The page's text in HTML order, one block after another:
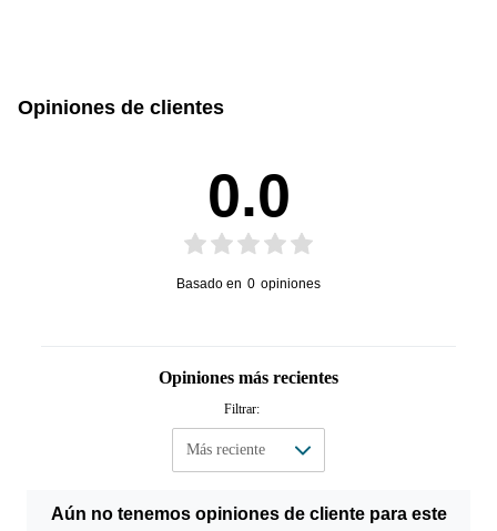
Opiniones de clientes
0.0
Basado en 0 opiniones
Opiniones más recientes
Filtrar:
Aún no tenemos opiniones de cliente para este